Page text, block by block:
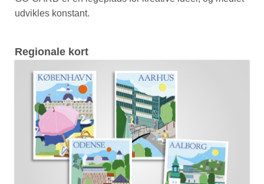
udvikles konstant.
Regionale kort